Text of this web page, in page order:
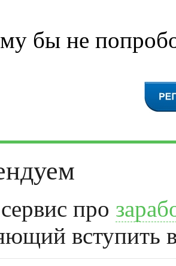
бы не
про
вступить